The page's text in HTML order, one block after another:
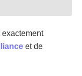
exactement
et de